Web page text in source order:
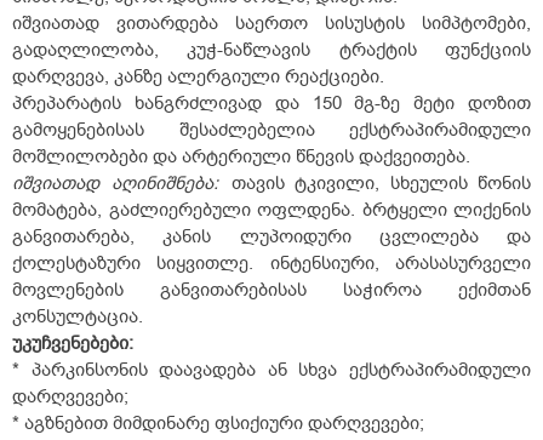
იშვიათად ვითარდება საერთო სისუსტის სიმპტომები,
გადაღლილობა, კუჭ-ნაწლავის ტრაქტის ფუნქციის
დარღვევა, კანზე ალერგიული რეაქციები.
პრეპარატის ხანგრძლივად და 150 მგ-ზე მეტი დოზით
გამოყენებისას შესაძლებელია ექსტრაპირამიდული
მოშლილობები და არტერიული წნევის დაქვეითება.
იშვიათად აღინიშნება: თავის ტკივილი, სხეულის წონის
მომატება, გაძლიერებული ოფლდენა. ბრტყელი ლიქენის
განვითარება, კანის ლუპოიდური ცვლილება და
ქოლესტაზური სიყვითლე. ინტენსიური, არასასურველი
მოვლენების განვითარებისას საჭიროა ექიმთან
კონსულტაცია.
უკუჩვენებები:
* პარკინსონის დაავადება ან სხვა ექსტრაპირამიდული
დარღვევები;
* აგზნებით მიმდინარე ფსიქიური დარღვევები;